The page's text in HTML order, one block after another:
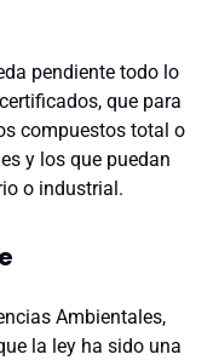
pendiente todo lo
que para
compuestos total o
y los que puedan
o industrial.
Ambientales,
la ley ha sido una